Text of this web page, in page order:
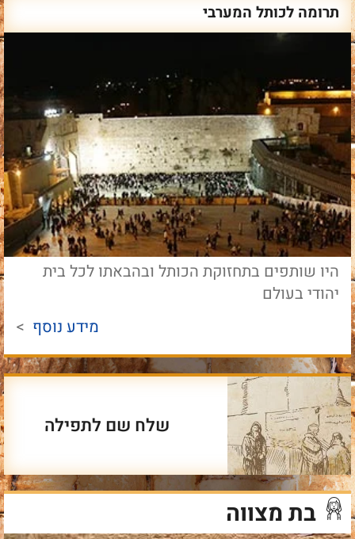
תרומה לכותל המערבי
היו שותפים בתחזוקת הכותל ובהבאתו לכל בית
יהודי בעולם
מידע נוסף >
שלח שם לתפילה
בת מצווה